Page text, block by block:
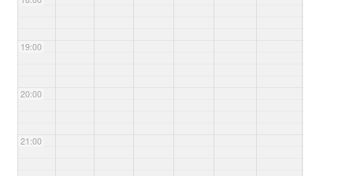
19:00
20:00
21:00